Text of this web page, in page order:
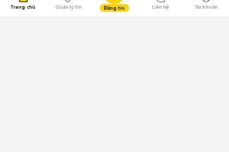
Trang chủ Quản lý tin Đăng tin Liên hệ Tài khoản